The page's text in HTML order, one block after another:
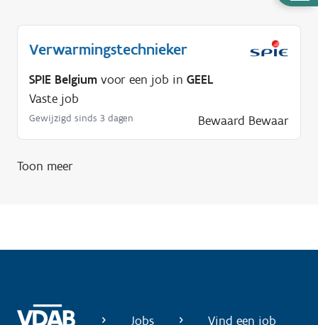
u
l
p
i
g
Verwarmingstechnieker
SPIE Belgium voor een job in GEEL
Vaste job
Gewijzigd sinds 3 dagen Bewaard Bewaar
Toon meer
Jobs Vind een job